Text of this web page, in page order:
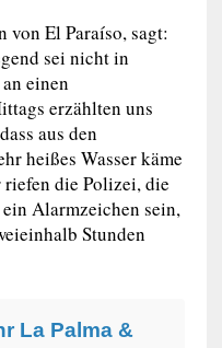
von El Paraíso, sagt:
sei nicht in
einen
erzählten uns
aus den
heißes Wasser käme
die Polizei, die
Alarmzeichen sein,
Stunden
La Palma &